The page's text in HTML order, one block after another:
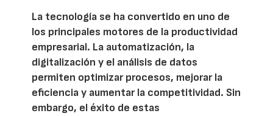
La tecnología se ha convertido en uno de
los principales motores de la productividad
empresarial. La automatización, la
digitalización y el análisis de datos
permiten optimizar procesos, mejorar la
eficiencia y aumentar la competitividad. Sin
embargo, el éxito de estas